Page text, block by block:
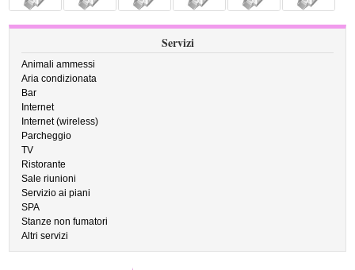
Servizi
Animali ammessi
Aria condizionata
Bar
Internet
Internet (wireless)
Parcheggio
TV
Ristorante
Sale riunioni
Servizio ai piani
SPA
Stanze non fumatori
Altri servizi